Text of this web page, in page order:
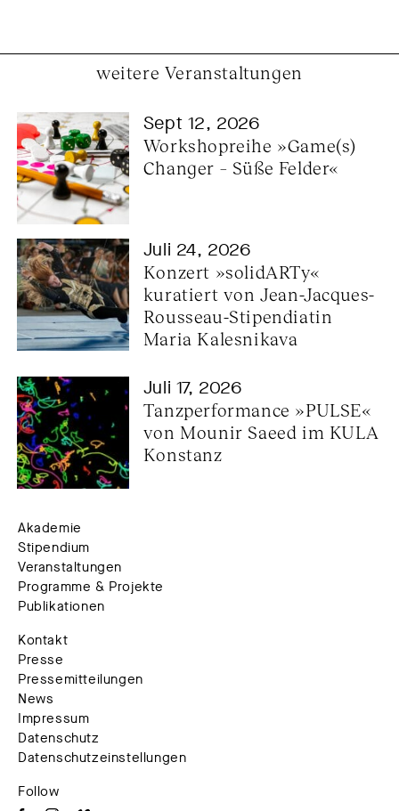
weitere Veranstaltungen
Sept 12, 2026
Workshopreihe »Game(s)
Changer – Süße Felder«
Juli 24, 2026
Konzert »solidARTy«
kuratiert von Jean-Jacques-
Rousseau-Stipendiatin
Maria Kalesnikava
Juli 17, 2026
Tanzperformance »PULSE«
von Mounir Saeed im KULA
Konstanz
Akademie
Stipendium
Veranstaltungen
Programme & Projekte
Publikationen
Kontakt
Presse
Pressemitteilungen
News
Impressum
Datenschutz
Datenschutzeinstellungen
Follow